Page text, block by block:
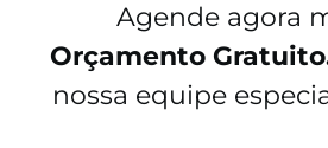
Agende agora
Orçamento
nossa equipe